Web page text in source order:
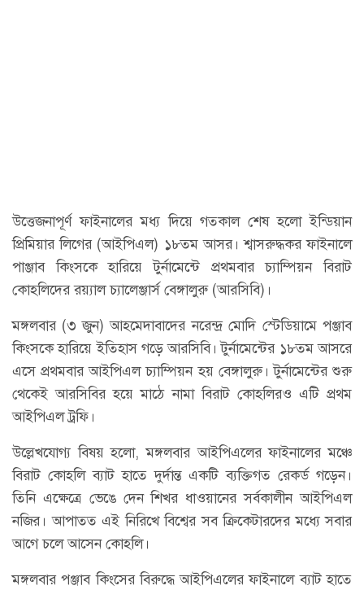
উত্তেজনাপূর্ণ ফাইনালের মধ্য দিয়ে গতকাল শেষ হলো ইন্ডিয়ান
প্রিমিয়ার লিগের (আইপিএল) ১৮তম আসর। শ্বাসরুদ্ধকর ফাইনালে
পাঞ্জাব কিংসকে হারিয়ে টুর্নামেন্টে প্রথমবার চ্যাম্পিয়ন বিরাট
কোহলিদের রয়্যাল চ্যালেঞ্জার্স বেঙ্গালুরু (আরসিবি)।
মঙ্গলবার (৩ জুন) আহমেদাবাদের নরেন্দ্র মোদি স্টেডিয়ামে পঞ্জাব
কিংসকে হারিয়ে ইতিহাস গড়ে আরসিবি। টুর্নামেন্টের ১৮তম আসরে
এসে প্রথমবার আইপিএল চ্যাম্পিয়ন হয় বেঙ্গালুরু। টুর্নামেন্টের শুরু
থেকেই আরসিবির হয়ে মাঠে নামা বিরাট কোহলিরও এটি প্রথম
আইপিএল ট্রফি।
উল্লেখযোগ্য বিষয় হলো, মঙ্গলবার আইপিএলের ফাইনালের মঞ্চে
বিরাট কোহলি ব্যাট হাতে দুর্দান্ত একটি ব্যক্তিগত রেকর্ড গড়েন।
তিনি এক্ষেত্রে ভেঙে দেন শিখর ধাওয়ানের সর্বকালীন আইপিএল
নজির। আপাতত এই নিরিখে বিশ্বের সব ক্রিকেটারদের মধ্যে সবার
আগে চলে আসেন কোহলি।
মঙ্গলবার পঞ্জাব কিংসের বিরুদ্ধে আইপিএলের ফাইনালে ব্যাট হাতে